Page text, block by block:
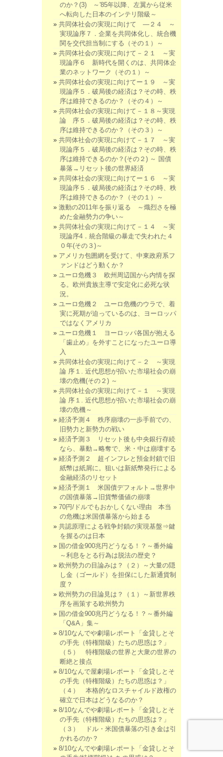
のか？(3) ～'85年以降、左翼から従米
へ転向した日本のインテリ階級～
共同体社会の実現に向けて ―２４ ～
実現論序７．企業を共同体化し、統合機
関を交代担当制にする（その１）～
共同体社会の実現に向けて－２１ ～実
現論序６ 新時代を開くのは、共同体企
業のネットワーク（その１）～
共同体社会の実現に向けてー１９ ～実
現論序５．破局後の経済は？その時、秩
序は維持できるのか？（その４）～
共同体社会の実現に向けて－１８～実現
論 序５．破局後の経済は？その時、秩
序は維持できるのか？（その３）～
共同体社会の実現に向けて－１７ ～実
現論序５．破局後の経済は？その時、秩
序は維持できるのか？(その２) ～ 国債
暴落→リセット後の世界経済
共同体社会の実現に向けてー１６ ～実
現論序５．破局後の経済は？その時、秩
序は維持できるのか？（その１）～
激動の2011年を振り返る ～熾烈さを極
めた金融勢力の争い～
共同体社会の実現に向けて－１４ ～実
現論序4．統合階級の暴走で失われた４
０年(その３)～
アメリカ包囲網を受けて、中東政府系フ
ァンドはどう動くか？
ユーロ危機３ 欧州周辺国から内情を探
る。欧州貴族主導で安定化に必死な状
況。
ユーロ危機２ ユーロ危機のウラで、着
実に死期が迫っているのは、ヨーロッパ
ではなくアメリカ
ユーロ危機１ ヨーロッパ各国が抱える
「歯止め」を外すことになったユーロ導
入
共同体社会の実現に向けて－２ ～実現
論 序１. 近代思想が招いた市場社会の崩
壊の危機(その２) ～
共同体社会の実現に向けて－１ ～実現
論 序１. 近代思想が招いた市場社会の崩
壊の危機～
経済予測４ 秩序崩壊の一歩手前での、
旧勢力と新勢力の戦い
経済予測３ リセット後も中央銀行存続
なら、暴動→略奪で、米・中は崩壊する
経済予測２ 超インフレと預金封鎖で旧
紙幣は紙屑に。狙いは新紙幣発行による
金融経済のリセット
経済予測１ 米国債デフォルト→世界中
の国債暴落→旧貨幣価値の崩壊
70円/ドルでもおかしくない理由 本当
の危機は米国債暴落から始まる
共認原理による戦争封鎖の実現基盤⇒鍵
を握るのは日本
国の借金900兆円どうなる！？～番外編
～利息をとる行為は脱法の歴史？
欧州勢力の目論みは？（２）～大量の隠
し金（ゴールド）を担保にした新通貨制
度？
欧州勢力の目論見は？（１）～新世界秩
序を画策する欧州勢力
国の借金900兆円どうなる！？～番外編
「Q&A」集～
8/10なんでや劇場レポート「金貸しとそ
の手先（特権階級）たちの思惑は？」
（５） 特権階級の世界と大衆の世界の
断絶と接点
8/10なんで屋劇場レポート「金貸しとそ
の手先（特権階級）たちの思惑は？」
（４） 本格的なロスチャイルド政権の
確立で日本はどうなるのか？
8/10なんでや劇場レポート「金貸しとそ
の手先（特権階級）たちの思惑は？」
（３） ドル・米国債暴落の引き金は引
かれるのか？
8/10なんでや劇場レポート「金貸しとそ